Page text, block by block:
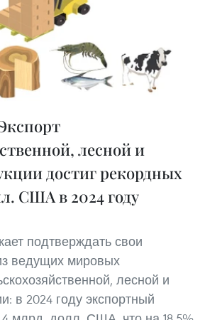
лесной и
достиг рекордных
США в 2024 году
подтверждать свои
ведущих мировых
лесной и
в 2024 году экспортный